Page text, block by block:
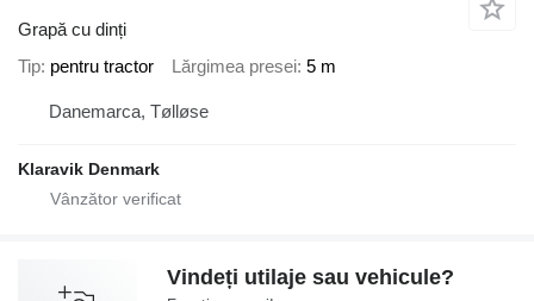
Grapă cu dinți
Tip pentru tractor Lărgimea presei 5 m
Danemarca, Tølløse
Klaravik Denmark
Vindeți utilaje sau vehicule?